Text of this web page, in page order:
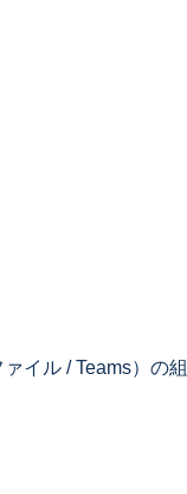
イル / Teams）の